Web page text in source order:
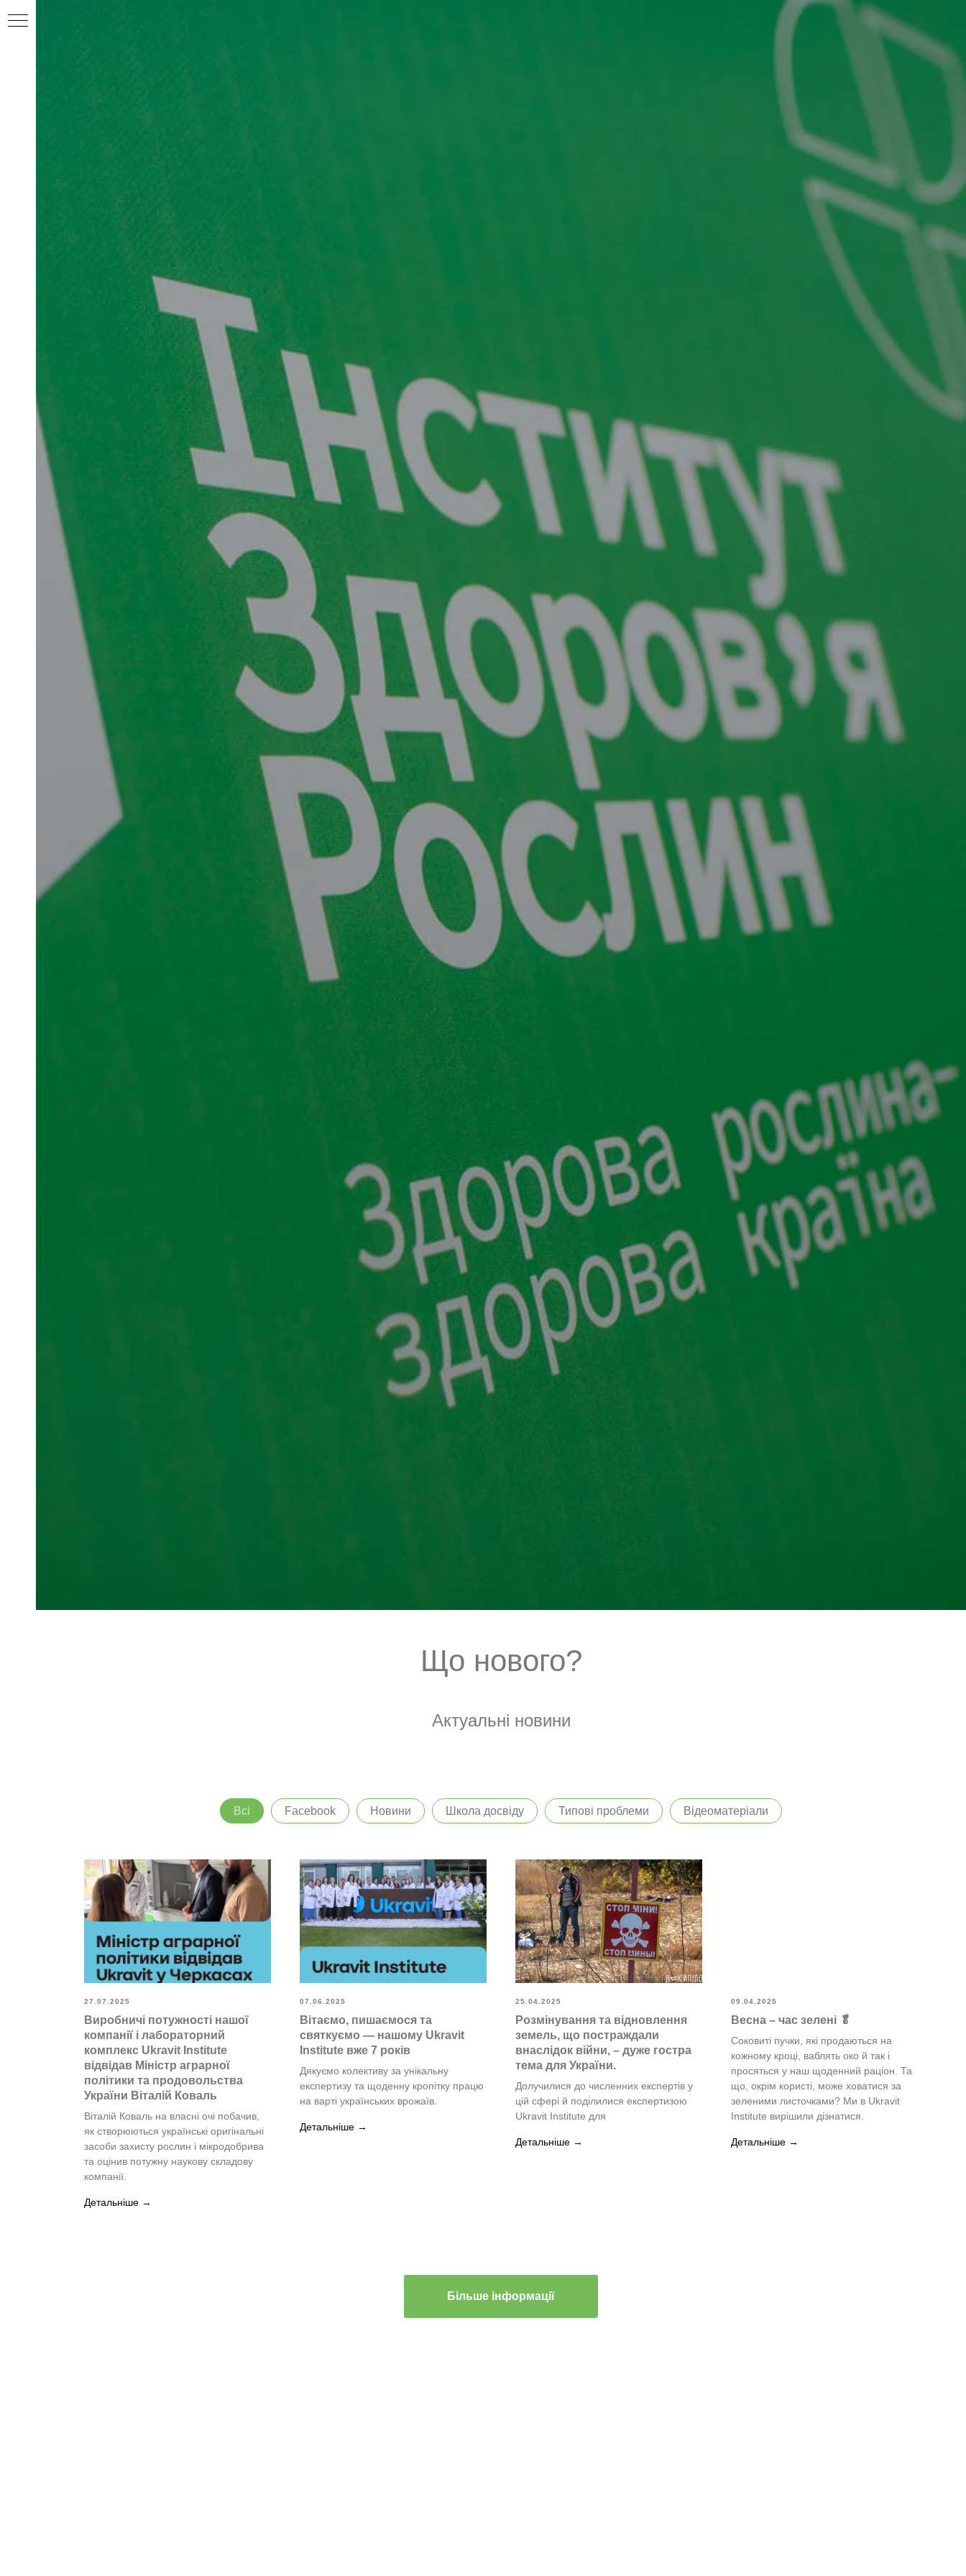
Що нового?
Актуальні новини
Всі Facebook Новини Школа досвіду Типові проблеми Відеоматеріали
27.07.2025
Виробничі потужності нашої
компанії і лабораторний
комплекс Ukravit Institute
відвідав Міністр аграрної
політики та продовольства
України Віталій Коваль
Віталій Коваль на власні очі побачив,
як створюються українські оригінальні
засоби захисту рослин і мікродобрива
та оцінив потужну наукову складову
компанії.
Детальніше
07.06.2025
Вітаємо, пишаємося та
святкуємо — нашому Ukravit
Institute вже 7 років
Дякуємо колективу за унікальну
експертизу та щоденну кропітку працю
на варті українських врожаїв.
Детальніше
25.04.2025
Розмінування та відновлення
земель, що постраждали
внаслідок війни, – дуже гостра
тема для України.
Долучилися до численних експертів у
цій сфері й поділилися експертизою
Ukravit Institute для
Детальніше
09.04.2025
Весна – час зелені 🥬
Соковиті пучки, які продаються на
кожному кроці, ваблять око й так і
просяться у наш щоденний раціон. Та
що, окрім користі, може ховатися за
зеленими листочками? Ми в Ukravit
Institute вирішили дізнатися.
Детальніше
Більше інформації